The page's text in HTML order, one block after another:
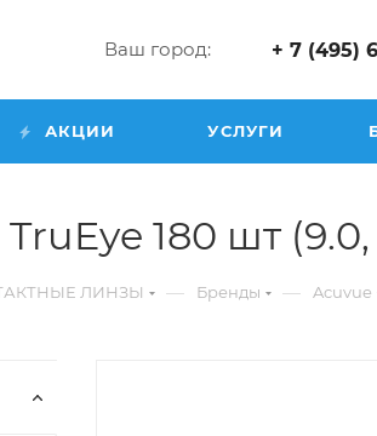
Ваш город: + 7 (495)
АКЦИИ УСЛУГИ
180 шт
ЛИНЗЫ — Бренды — Acuvue